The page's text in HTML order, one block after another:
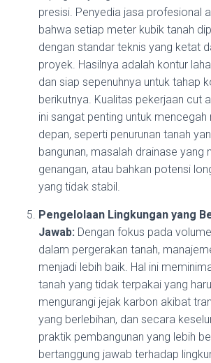
presisi. Penyedia jasa profesional
bahwa setiap meter kubik tanah
dengan standar teknis yang ketat
proyek. Hasilnya adalah kontur
dan siap sepenuhnya untuk tahap
berikutnya. Kualitas pekerjaan cut
ini sangat penting untuk
depan, seperti penurunan tanah
bangunan, masalah drainase yang
genangan, atau bahkan potensi
yang tidak stabil.
Pengelolaan Lingkungan yang
Jawab: Dengan fokus pada
dalam pergerakan tanah,
menjadi lebih baik. Hal ini
tanah yang tidak terpakai yang
mengurangi jejak karbon akibat
yang berlebihan, dan secara
praktik pembangunan yang lebih
bertanggung jawab terhadap